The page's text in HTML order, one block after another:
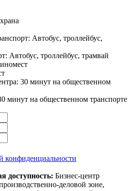
Автобус, троллейбус, трамвай
минут на общественном транспорте
конфиденциальности
доступность: Бизнес-центр
деловой зоне,